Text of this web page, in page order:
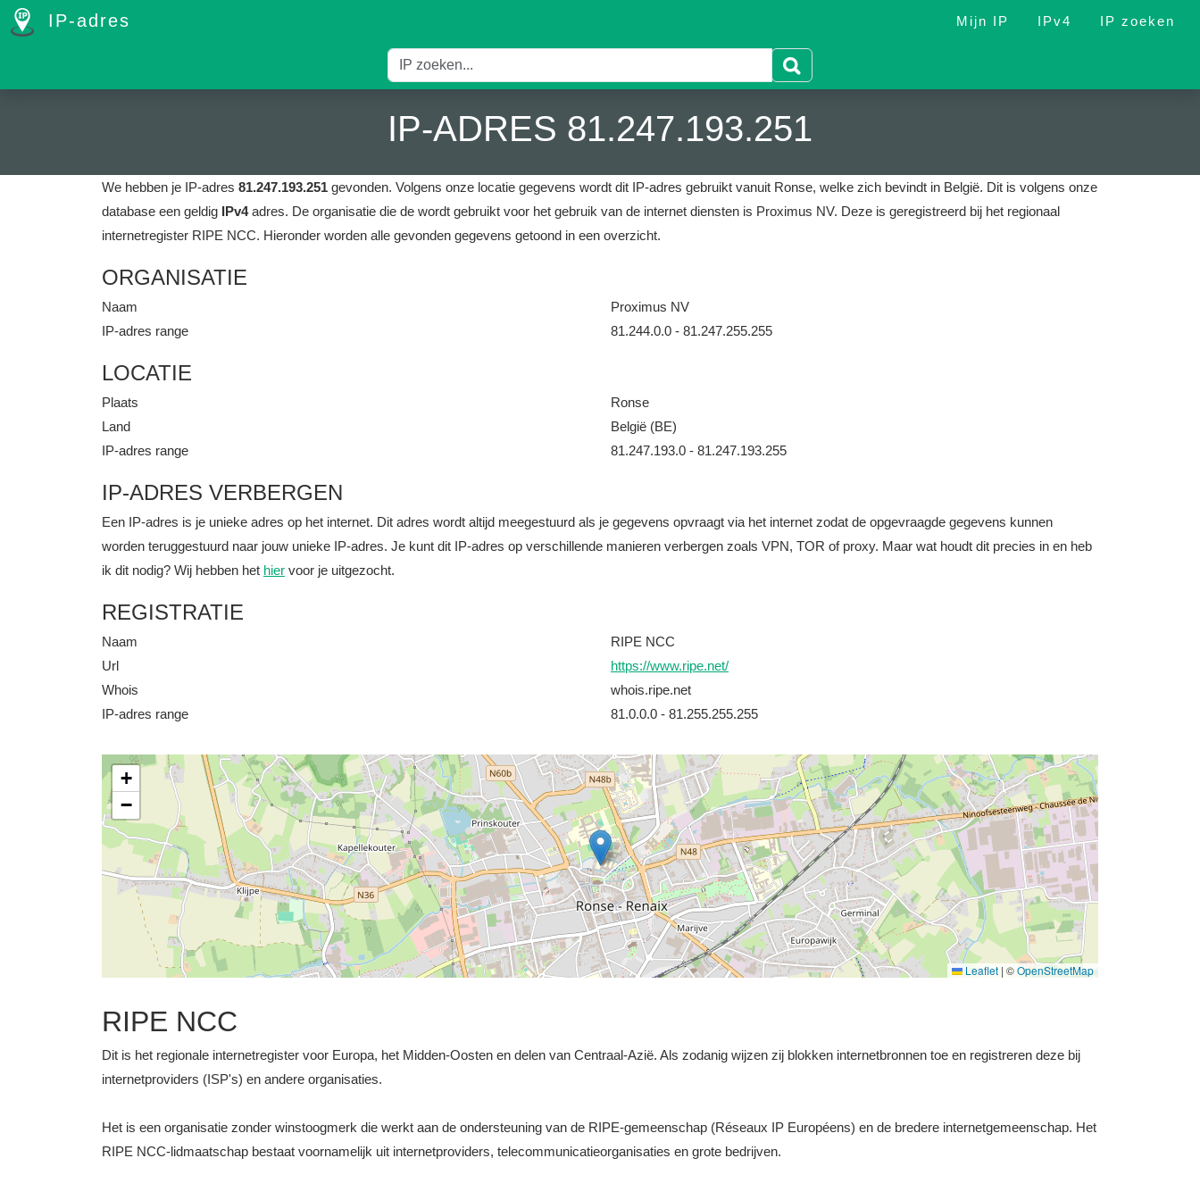
IP-adres Mijn IP IPv4 IP zoeken
IP-ADRES 81.247.193.251
We hebben je IP-adres 81.247.193.251 gevonden. Volgens onze locatie gegevens wordt dit IP-adres gebruikt vanuit Ronse, welke zich bevindt in België. Dit is volgens onze
database een geldig IPv4adres. De organisatie die de wordt gebruikt voor het gebruik van de internet diensten is Proximus NV. Deze is geregistreerd bij het regionaal
internetregister RIPE NCC. Hieronder worden alle gevonden gegevens getoond in een overzicht.
ORGANISATIE
Naam
Proximus NV
IP-adres range
81.244.0.0 - 81.247.255.255
LOCATIE
Plaats
Ronse
Land
België (BE)
IP-adres range
81.247.193.0 - 81.247.193.255
IP-ADRES VERBERGEN
Een IP-adres is je unieke adres op het internet. Dit adres wordt altijd meegestuurd als je gegevens opvraagt via het internet zodat de opgevraagde gegevens kunnen
worden teruggestuurd naar jouw unieke IP-adres. Je kunt dit IP-adres op verschillende manieren verbergen zoals VPN, TOR of proxy. Maar wat houdt dit precies in en heb
ik dit nodig? Wij hebben het hier voor je uitgezocht.
REGISTRATIE
Naam
RIPE NCC
Url
https://www.ripe.net/
Whois
whois.ripe.net
IP-adres range
81.0.0.0 - 81.255.255.255
+
−
Leaflet | ©OpenStreetMap
RIPE NCC
Dit is het regionale internetregister voor Europa, het Midden-Oosten en delen van Centraal-Azië. Als zodanig wijzen zij blokken internetbronnen toe en registreren deze bij
internetproviders (ISP's) en andere organisaties.
Het is een organisatie zonder winstoogmerk die werkt aan de ondersteuning van de RIPE-gemeenschap (Réseaux IP Européens) en de bredere internetgemeenschap. Het
RIPE NCC-lidmaatschap bestaat voornamelijk uit internetproviders, telecommunicatieorganisaties en grote bedrijven.